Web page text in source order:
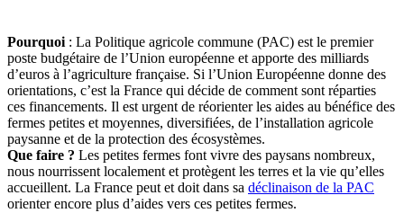
Pourquoi : La Politique agricole commune (PAC) est le premier
poste budgétaire de l’Union européenne et apporte des milliards
d’euros à l’agriculture française. Si l’Union Européenne donne des
orientations, c’est la France qui décide de comment sont réparties
ces financements. Il est urgent de réorienter les aides au bénéfice des
fermes petites et moyennes, diversifiées, de l’installation agricole
paysanne et de la protection des écosystèmes.
Que faire ? Les petites fermes font vivre des paysans nombreux,
nous nourrissent localement et protègent les terres et la vie qu’elles
accueillent. La France peut et doit dans sa déclinaison de la PAC
orienter encore plus d’aides vers ces petites fermes.